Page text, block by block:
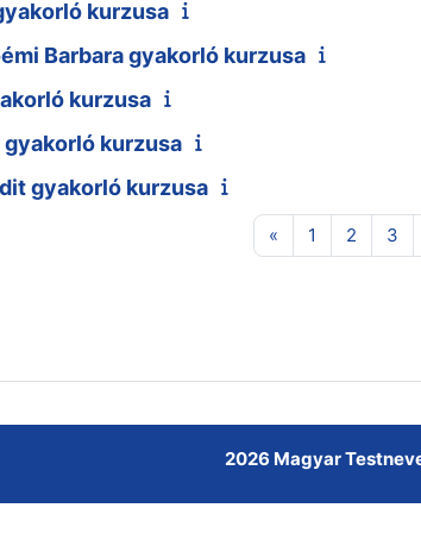
kurzusa
Barbara gyakorló kurzusa
kurzusa
kurzusa
gyakorló kurzusa
« Előző oldal
1 1 oldal
2 2 oldal
3 3
2026 Magyar